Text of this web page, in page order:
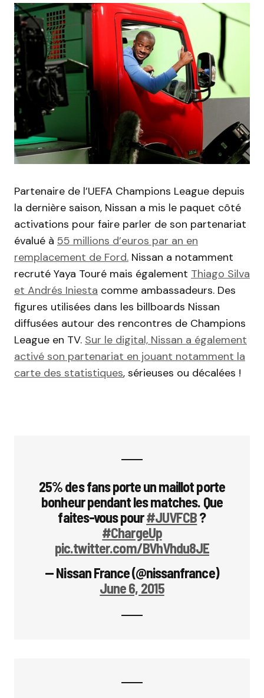
Partenaire de l’UEFA Champions League depuis
la dernière saison, Nissan a mis le paquet côté
activations pour faire parler de son partenariat
évalué à 55 millions d’euros par an en
remplacement de Ford. Nissan a notamment
recruté Yaya Touré mais également Thiago Silva
et Andrés Iniesta comme ambassadeurs. Des
figures utilisées dans les billboards Nissan
diffusées autour des rencontres de Champions
League en TV. Sur le digital, Nissan a également
activé son partenariat en jouant notamment la
carte des statistiques, sérieuses ou décalées !
25% des fans porte un maillot porte
bonheur pendant les matches. Que
faites-vous pour#JUVFCB?
#ChargeUp
pic.twitter.com/BVhVhdu8JE
— Nissan France (@nissanfrance)
June 6, 2015